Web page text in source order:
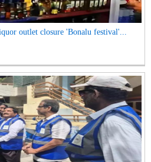
outlet closure 'Bonalu festival'...